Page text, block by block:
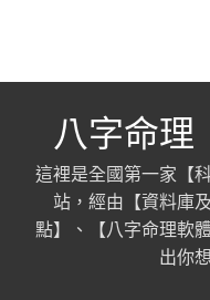
八字命理
這裡是全國第一家【
站，經由【資料庫
點】、【八字命理軟
出你